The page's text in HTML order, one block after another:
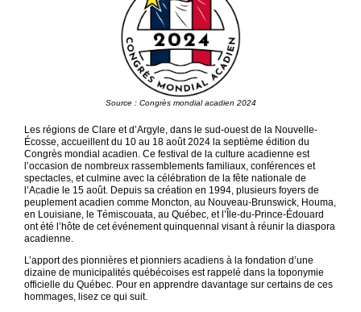
Les régions de Clare et d’Argyle, dans le sud-ouest de la Nouvelle-
Écosse, accueillent du 10 au 18 août 2024 la septième édition du
Congrès mondial acadien. Ce festival de la culture acadienne est
l’occasion de nombreux rassemblements familiaux, conférences et
spectacles, et culmine avec la célébration de la fête nationale de
l’Acadie le 15 août. Depuis sa création en 1994, plusieurs foyers de
peuplement acadien comme Moncton, au Nouveau-Brunswick, Houma,
en Louisiane, le Témiscouata, au Québec, et l’Île-du-Prince-Édouard
ont été l’hôte de cet événement quinquennal visant à réunir la diaspora
acadienne.
L’apport des pionnières et pionniers acadiens à la fondation d’une
dizaine de municipalités québécoises est rappelé dans la toponymie
officielle du Québec. Pour en apprendre davantage sur certains de ces
hommages, lisez ce qui suit.
Source : Congrès mondial acadien 2024